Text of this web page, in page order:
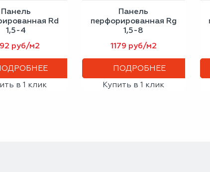
Панель
Rd
1,5-4
руб/м2
в 1 клик
Панель
перфорированная Rg
1,5-8
1179 руб/м2
ПОДРОБНЕЕ
Купить в 1 клик